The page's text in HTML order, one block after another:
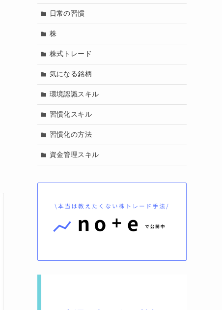
日常の習慣
株
株式トレード
気になる銘柄
環境認識スキル
習慣化スキル
習慣化の方法
資金管理スキル